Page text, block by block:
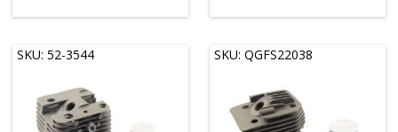
SKU: 52-3544 SKU: QGFS22038